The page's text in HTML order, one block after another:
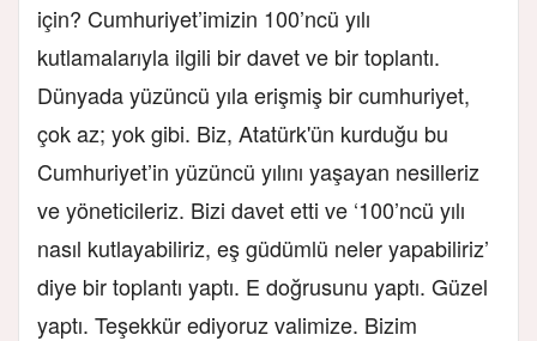
için? Cumhuriyet’imizin 100’ncü yılı
kutlamalarıyla ilgili bir davet ve bir toplantı.
Dünyada yüzüncü yıla erişmiş bir cumhuriyet,
çok az; yok gibi. Biz, Atatürk'ün kurduğu bu
Cumhuriyet’in yüzüncü yılını yaşayan nesilleriz
ve yöneticileriz. Bizi davet etti ve ‘100’ncü yılı
nasıl kutlayabiliriz, eş güdümlü neler yapabiliriz’
diye bir toplantı yaptı. E doğrusunu yaptı. Güzel
yaptı. Teşekkür ediyoruz valimize. Bizim